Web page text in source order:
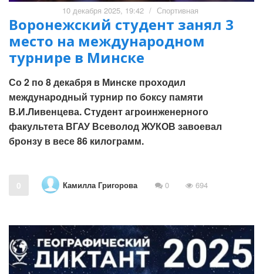
10 декабря 2025, 19:42 / Спортивная
Воронежский студент занял 3
место на международном
турнире в Минске
Со 2 по 8 декабря в Минске проходил
международный турнир по боксу памяти
В.И.Ливенцева. Студент агроинженерного
факультета ВГАУ Всеволод ЖУКОВ завоевал
бронзу в весе 86 килограмм.
0 Камилла Григорова 0 694